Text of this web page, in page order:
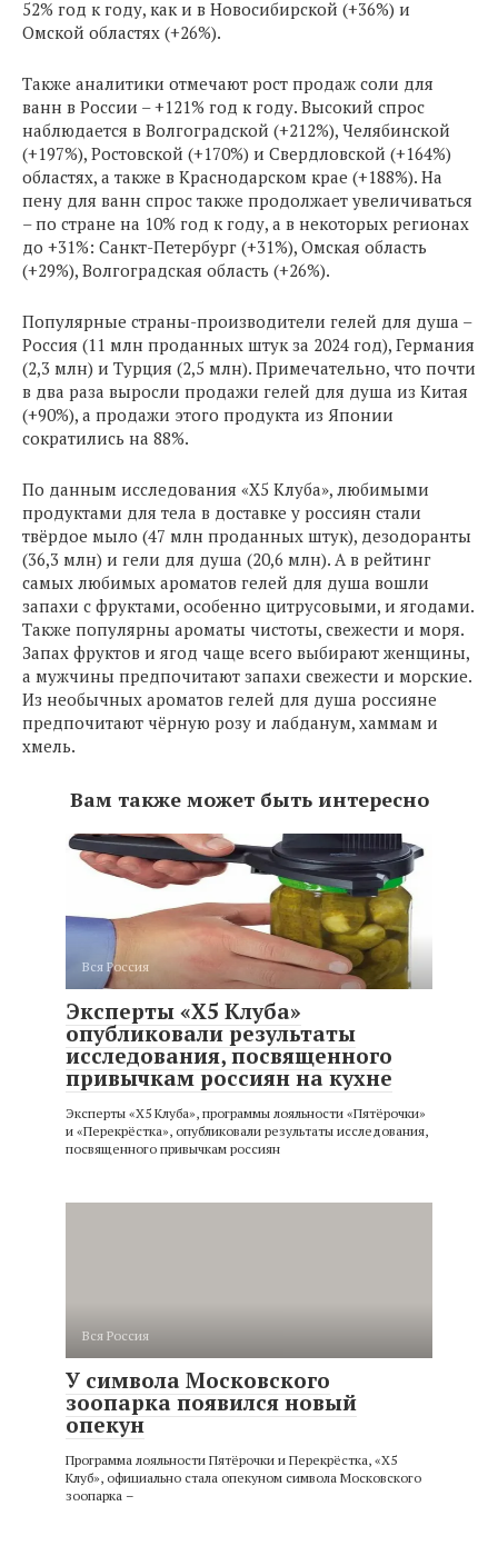
52% год к году, как и в Новосибирской (+36%) и
Омской областях (+26%).
Также аналитики отмечают рост продаж соли для
ванн в России – +121% год к году. Высокий спрос
наблюдается в Волгоградской (+212%), Челябинской
(+197%), Ростовской (+170%) и Свердловской (+164%)
областях, а также в Краснодарском крае (+188%). На
пену для ванн спрос также продолжает увеличиваться
– по стране на 10% год к году, а в некоторых регионах
до +31%: Санкт-Петербург (+31%), Омская область
(+29%), Волгоградская область (+26%).
Популярные страны-производители гелей для душа –
Россия (11 млн проданных штук за 2024 год), Германия
(2,3 млн) и Турция (2,5 млн). Примечательно, что почти
в два раза выросли продажи гелей для душа из Китая
(+90%), а продажи этого продукта из Японии
сократились на 88%.
По данным исследования «X5 Клуба», любимыми
продуктами для тела в доставке у россиян стали
твёрдое мыло (47 млн проданных штук), дезодоранты
(36,3 млн) и гели для душа (20,6 млн). А в рейтинг
самых любимых ароматов гелей для душа вошли
запахи с фруктами, особенно цитрусовыми, и ягодами.
Также популярны ароматы чистоты, свежести и моря.
Запах фруктов и ягод чаще всего выбирают женщины,
а мужчины предпочитают запахи свежести и морские.
Из необычных ароматов гелей для душа россияне
предпочитают чёрную розу и лабданум, хаммам и
хмель.
Вам также может быть интересно
Вся Россия
Эксперты ​​«X5 Клуба»
опубликовали результаты
исследования, посвященного
привычкам россиян на кухне
Эксперты ​​«X5 Клуба», программы лояльности «Пятёрочки»
и «Перекрёстка», опубликовали результаты исследования,
посвященного привычкам россиян
Вся Россия
У символа Московского
зоопарка появился новый
опекун
Программа лояльности Пятёрочки и Перекрёстка, «X5
Клуб», официально стала опекуном символа Московского
зоопарка –